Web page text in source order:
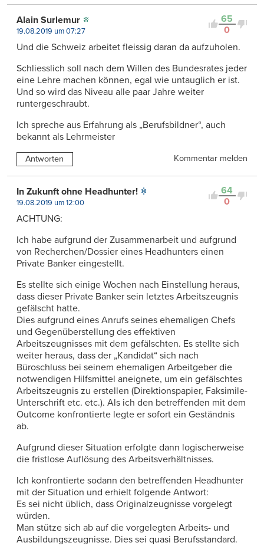
65
0
Alain Surlemur
19.08.2019 um 07:27
Und die Schweiz arbeitet fleissig daran da aufzuholen.
Schliesslich soll nach dem Willen des Bundesrates jeder
eine Lehre machen können, egal wie untauglich er ist.
Und so wird das Niveau alle paar Jahre weiter
runtergeschraubt.
Ich spreche aus Erfahrung als „Berufsbildner“, auch
bekannt als Lehrmeister
Antworten Kommentar melden
64
0
In Zukunft ohne Headhunter!
19.08.2019 um 12:00
ACHTUNG:
Ich habe aufgrund der Zusammenarbeit und aufgrund
von Recherchen/Dossier eines Headhunters einen
Private Banker eingestellt.
Es stellte sich einige Wochen nach Einstellung heraus,
dass dieser Private Banker sein letztes Arbeitszeugnis
gefälscht hatte.
Dies aufgrund eines Anrufs seines ehemaligen Chefs
und Gegenüberstellung des effektiven
Arbeitszeugnisses mit dem gefälschten. Es stellte sich
weiter heraus, dass der „Kandidat“ sich nach
Büroschluss bei seinem ehemaligen Arbeitgeber die
notwendigen Hilfsmittel aneignete, um ein gefälschtes
Arbeitszeugnis zu erstellen (Direktionspapier, Faksimile-
Unterschrift etc. etc.). Als ich den betreffenden mit dem
Outcome konfrontierte legte er sofort ein Geständnis
ab.
Aufgrund dieser Situation erfolgte dann logischerweise
die fristlose Auflösung des Arbeitsverhältnisses.
Ich konfrontierte sodann den betreffenden Headhunter
mit der Situation und erhielt folgende Antwort:
Es sei nicht üblich, dass Originalzeugnisse vorgelegt
würden.
Man stütze sich ab auf die vorgelegten Arbeits- und
Ausbildungszeugnisse. Dies sei quasi Berufsstandard.